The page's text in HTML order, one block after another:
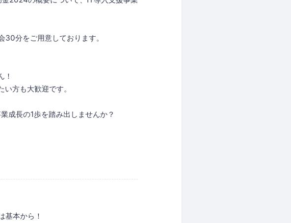
分をご用意しております。
！
方も大歓迎です。
成長の1歩を踏み出しませんか？
基本から！